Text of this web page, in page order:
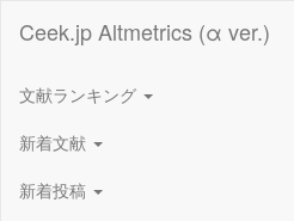
Ceek.jp Altmetrics (α ver.)
文献ランキング
新着文献
新着投稿